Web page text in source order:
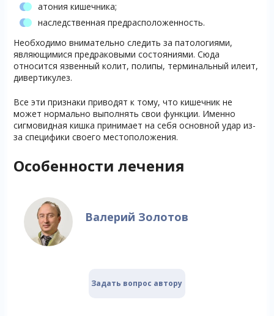
атония кишечника;
наследственная предрасположенность.
Необходимо внимательно следить за патологиями,
являющимися предраковыми состояниями. Сюда
относится язвенный колит, полипы, терминальный илеит,
дивертикулез.
Все эти признаки приводят к тому, что кишечник не
может нормально выполнять свои функции. Именно
сигмовидная кишка принимает на себя основной удар из-
за специфики своего местоположения.
Особенности лечения
Валерий Золотов
Задать вопрос автору